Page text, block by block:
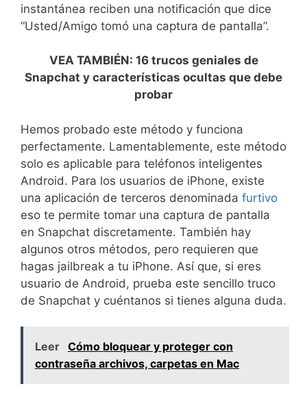
instantánea reciben una notificación que dice
“Usted/Amigo tomó una captura de pantalla”.
VEA TAMBIÉN: 16 trucos geniales de
Snapchat y características ocultas que debe
probar
Hemos probado este método y funciona
perfectamente. Lamentablemente, este método
solo es aplicable para teléfonos inteligentes
Android. Para los usuarios de iPhone, existe
una aplicación de terceros denominada furtivo
eso te permite tomar una captura de pantalla
en Snapchat discretamente. También hay
algunos otros métodos, pero requieren que
hagas jailbreak a tu iPhone. Así que, si eres
usuario de Android, prueba este sencillo truco
de Snapchat y cuéntanos si tienes alguna duda.
Leer Cómo bloquear y proteger con
contraseña archivos, carpetas en Mac